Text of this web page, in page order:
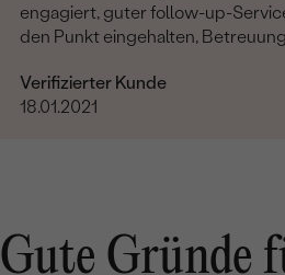
engagiert, guter follow-up-
den Punkt eingehalten,
Verifizierter Kunde
18.01.2021
Gute Gründe